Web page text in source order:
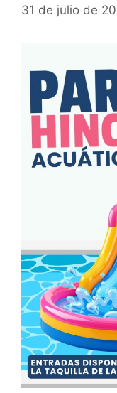
31 de julio de